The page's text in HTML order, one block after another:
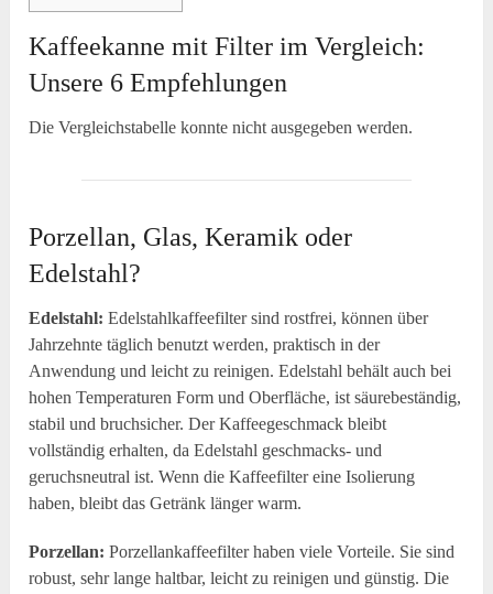
Kaffeekanne mit Filter im Vergleich:
Unsere 6 Empfehlungen
Die Vergleichstabelle konnte nicht ausgegeben werden.
Porzellan, Glas, Keramik oder
Edelstahl?
Edelstahl: Edelstahlkaffeefilter sind rostfrei, können über
Jahrzehnte täglich benutzt werden, praktisch in der
Anwendung und leicht zu reinigen. Edelstahl behält auch bei
hohen Temperaturen Form und Oberfläche, ist säurebeständig,
stabil und bruchsicher. Der Kaffeegeschmack bleibt
vollständig erhalten, da Edelstahl geschmacks- und
geruchsneutral ist. Wenn die Kaffeefilter eine Isolierung
haben, bleibt das Getränk länger warm.
Porzellan: Porzellankaffeefilter haben viele Vorteile. Sie sind
robust, sehr lange haltbar, leicht zu reinigen und günstig. Die